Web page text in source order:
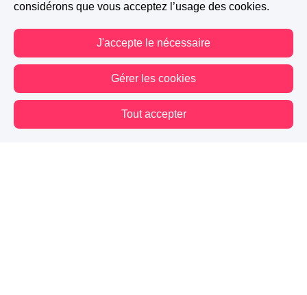
considérons que vous acceptez l’usage des cookies.
J'accepte le nécessaire
Gérer les cookies
Tout accepter